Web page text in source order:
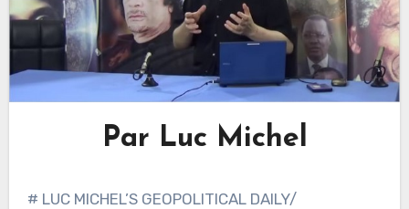
Par Luc Michel
# LUC MICHEL’S GEOPOLITICAL DAILY/